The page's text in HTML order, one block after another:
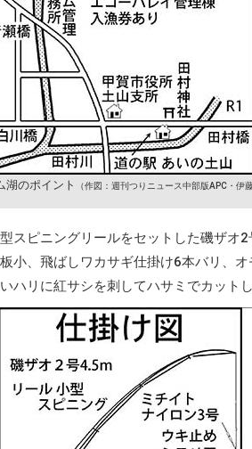
湖のポイント （作図：週刊つりニュース中部版APC・伊藤
スピニングリールをセットした磯ザオ
小、飛ばしワカサギ仕掛け6本バリ、
ハリに紅サシを刺してハサミでカットし